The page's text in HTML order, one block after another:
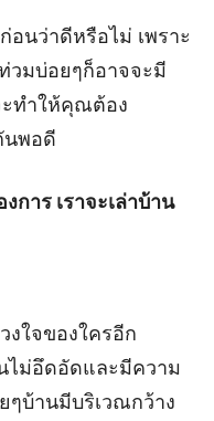
นว่าดีหรือไม่ เพราะ
วมบ่อยๆก็อาจจะมี
ะทำให้คุณต้อง
นพอดี
าร เราจะเล่าบ้าน
งใจของใครอีก
ไม่อึดอัดและมีความ
ๆบ้านมีบริเวณกว้าง